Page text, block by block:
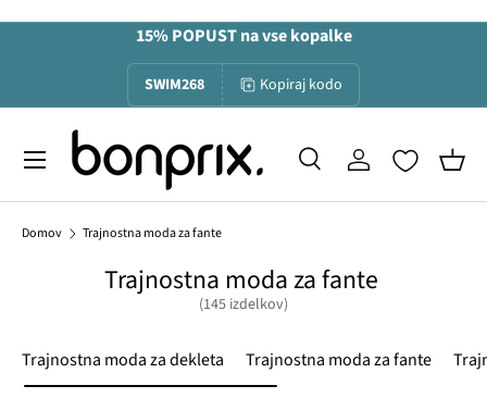
15% POPUST na vse kopalke
SWIM268 Kopiraj kodo
Iskanje
IskanjePrijava
Menu
Domov Trajnostna moda za fante
Trajnostna moda za fante
(145 izdelkov)
Trajnostna moda za dekleta Trajnostna moda za fante